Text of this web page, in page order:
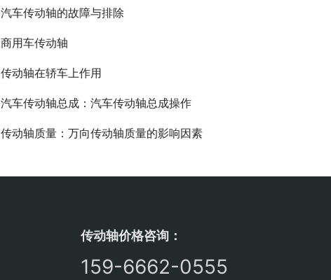
汽车传动轴的故障与排除
商用车传动轴
传动轴在轿车上作用
汽车传动轴总成：汽车传动轴总成操作
传动轴质量：万向传动轴质量的影响因素
传动轴价格咨询：
159-6662-0555